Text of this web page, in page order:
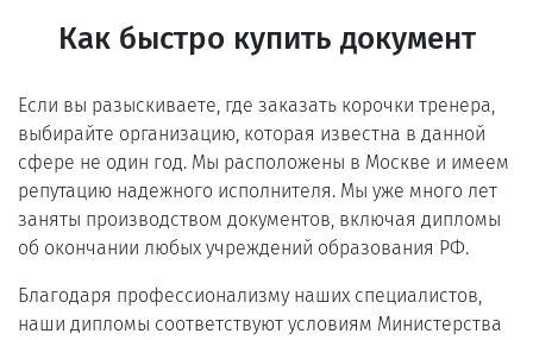
Как быстро купить документ
Если вы разыскиваете, где заказать корочки тренера,
выбирайте организацию, которая известна в данной
сфере не один год. Мы расположены в Москве и имеем
репутацию надежного исполнителя. Мы уже много лет
заняты производством документов, включая дипломы
об окончании любых учреждений образования РФ.
Благодаря профессионализму наших специалистов,
наши дипломы соответствуют условиям Министерства